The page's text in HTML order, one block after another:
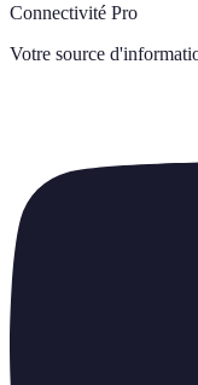
Connectivité Pro
Votre source